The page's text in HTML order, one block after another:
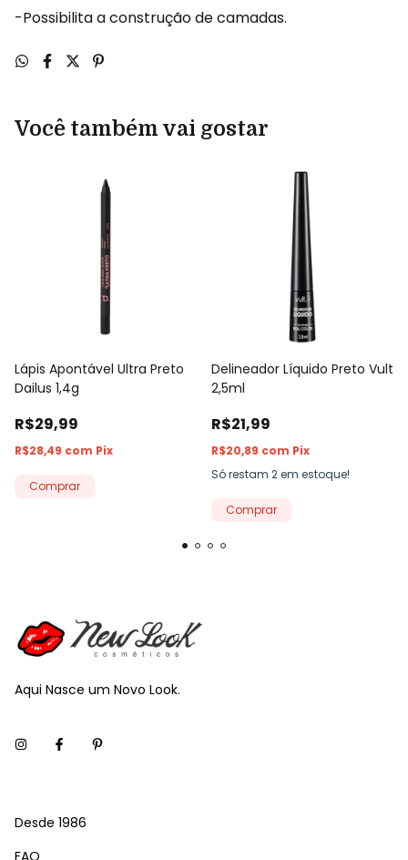
-Possibilita a construção de camadas.
Você também vai gostar
Lápis Apontável Ultra Preto
Dailus 1,4g
R$29,99
R$28,49 com Pix
Delineador Líquido Preto Vult
2,5ml
R$21,99
R$20,89 com Pix
Só restam 2em estoque!
Aqui Nasce um Novo Look.
Desde 1986
FAQ